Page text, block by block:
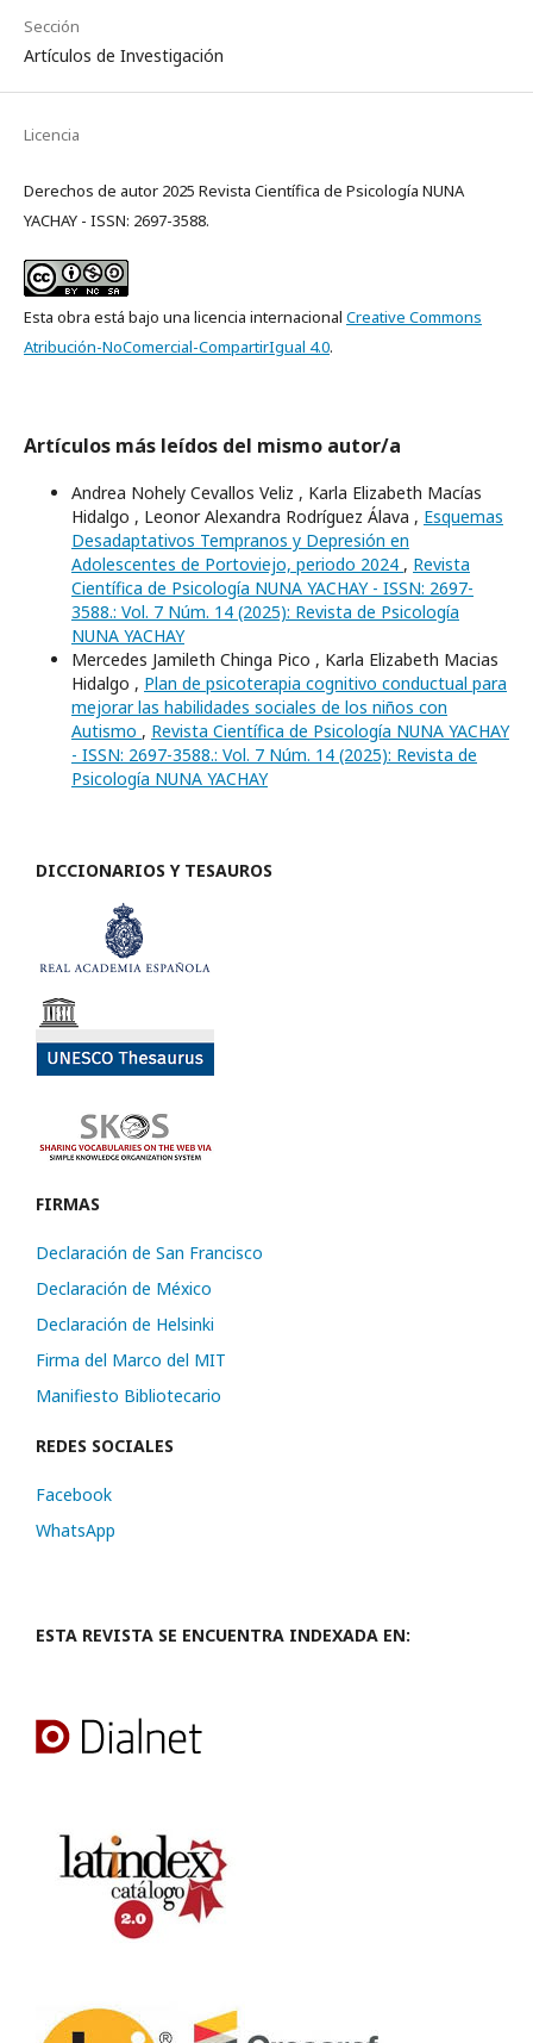
Sección
Artículos de Investigación
Licencia
Derechos de autor 2025 Revista Científica de Psicología NUNA
YACHAY - ISSN: 2697-3588.
Esta obra está bajo una licencia internacional Creative Commons
Atribución-NoComercial-CompartirIgual 4.0.
Artículos más leídos del mismo autor/a
Andrea Nohely Cevallos Veliz , Karla Elizabeth Macías
Hidalgo , Leonor Alexandra Rodríguez Álava , Esquemas
Desadaptativos Tempranos y Depresión en
Adolescentes de Portoviejo, periodo 2024 , Revista
Científica de Psicología NUNA YACHAY - ISSN: 2697-
3588.: Vol. 7 Núm. 14 (2025): Revista de Psicología
NUNA YACHAY
Mercedes Jamileth Chinga Pico , Karla Elizabeth Macias
Hidalgo , Plan de psicoterapia cognitivo conductual para
mejorar las habilidades sociales de los niños con
Autismo , Revista Científica de Psicología NUNA YACHAY
- ISSN: 2697-3588.: Vol. 7 Núm. 14 (2025): Revista de
Psicología NUNA YACHAY
DICCIONARIOS Y TESAUROS
FIRMAS
Declaración de San Francisco
Declaración de México
Declaración de Helsinki
Firma del Marco del MIT
Manifiesto Bibliotecario
REDES SOCIALES
Facebook
WhatsApp
ESTA REVISTA SE ENCUENTRA INDEXADA EN: